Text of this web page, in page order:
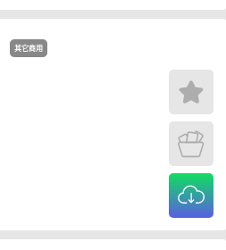
其它商用